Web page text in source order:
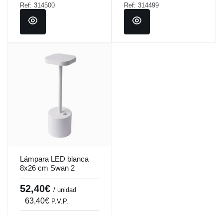
Ref: 314500 Ref: 314499
Lámpara LED blanca
8x26 cm Swan 2
Pro.mundi
52,40€ / unidad
63,40€ P.V.P.